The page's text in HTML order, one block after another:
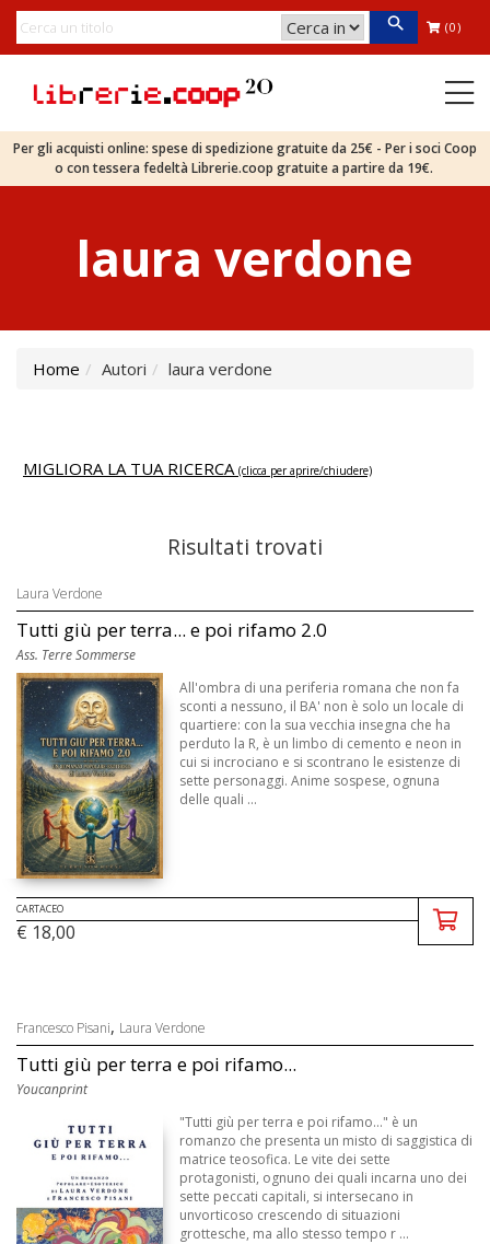
(0)
Per gli acquisti online: spese di spedizione gratuite da 25€ - Per i soci Coop
o con tessera fedeltà Librerie.coop gratuite a partire da 19€.
laura verdone
Home Autori laura verdone
MIGLIORA LA TUA RICERCA (clicca per aprire/chiudere)
Risultati trovati
Laura Verdone
Tutti giù per terra... e poi rifamo 2.0
Ass. Terre Sommerse
All'ombra di una periferia romana che non fa
sconti a nessuno, il BA' non è solo un locale di
quartiere: con la sua vecchia insegna che ha
perduto la R, è un limbo di cemento e neon in
cui si incrociano e si scontrano le esistenze di
sette personaggi. Anime sospese, ognuna
delle quali ...
CARTACEO
€ 18,00
Francesco Pisani, Laura Verdone
Tutti giù per terra e poi rifamo...
Youcanprint
"Tutti giù per terra e poi rifamo..." è un
romanzo che presenta un misto di saggistica di
matrice teosofica. Le vite dei sette
protagonisti, ognuno dei quali incarna uno dei
sette peccati capitali, si intersecano in
unvorticoso crescendo di situazioni
grottesche, ma allo stesso tempo r ...